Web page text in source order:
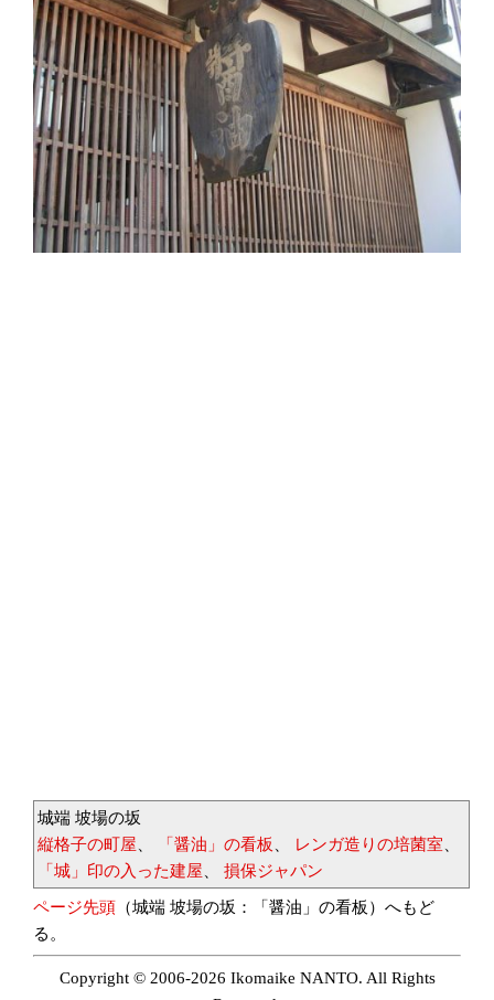
城端 坡場の坂
縦格子の町屋
「醤油」の看板 レンガ造りの培菌室
「城」印の入った建屋
損保ジャパン
ページ先頭 （城端 坡場の坂：「醤油」の看板）へもど
る。
Copyright © 2006-2026 Ikomaike NANTO. All Rights